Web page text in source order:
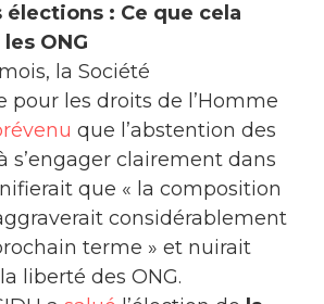
élections : Ce que cela
ONG
la Société
pour les droits de l’Homme
que l’abstention des
s’engager clairement dans
que « la composition
considérablement
terme » et nuirait
liberté des ONG.